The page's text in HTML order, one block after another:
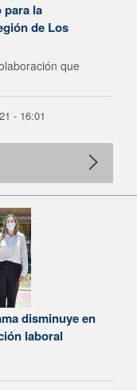
para la
de Los
que
- 16:01
disminuye en
laboral